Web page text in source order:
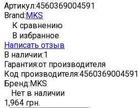
Артикул:4560369004591
Brand:MKS
К сравнению
В избранное
Написать отзыв
В наличии:1
Гарантия:от производителя
Код производителя:4560369004591
Бренд:MKS
Нет в наличии
1,964 грн.